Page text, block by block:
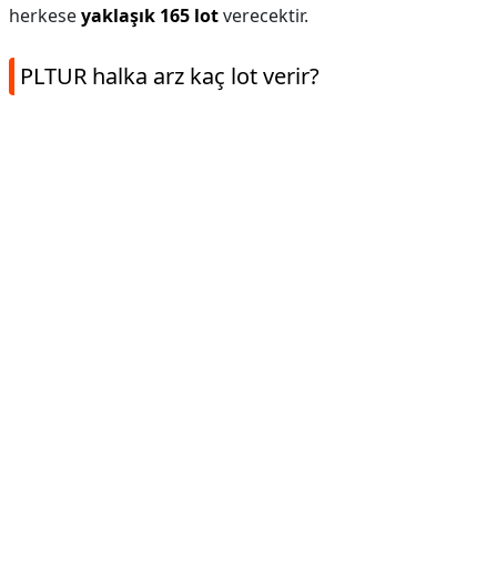
herkeseyaklaşık 165 lotverecektir.
PLTUR halka arz kaç lot verir?